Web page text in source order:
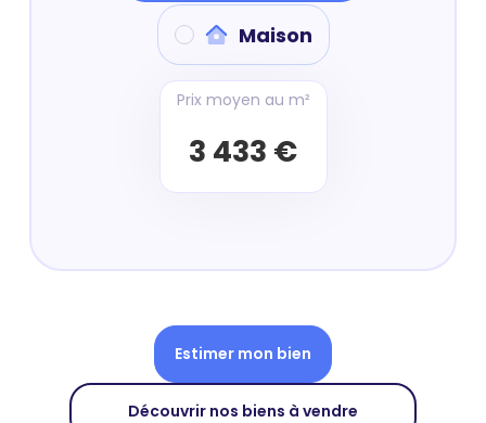
Maison
Prix moyen au m²
3 433 €
Estimer mon bien
Découvrir nos biens à vendre